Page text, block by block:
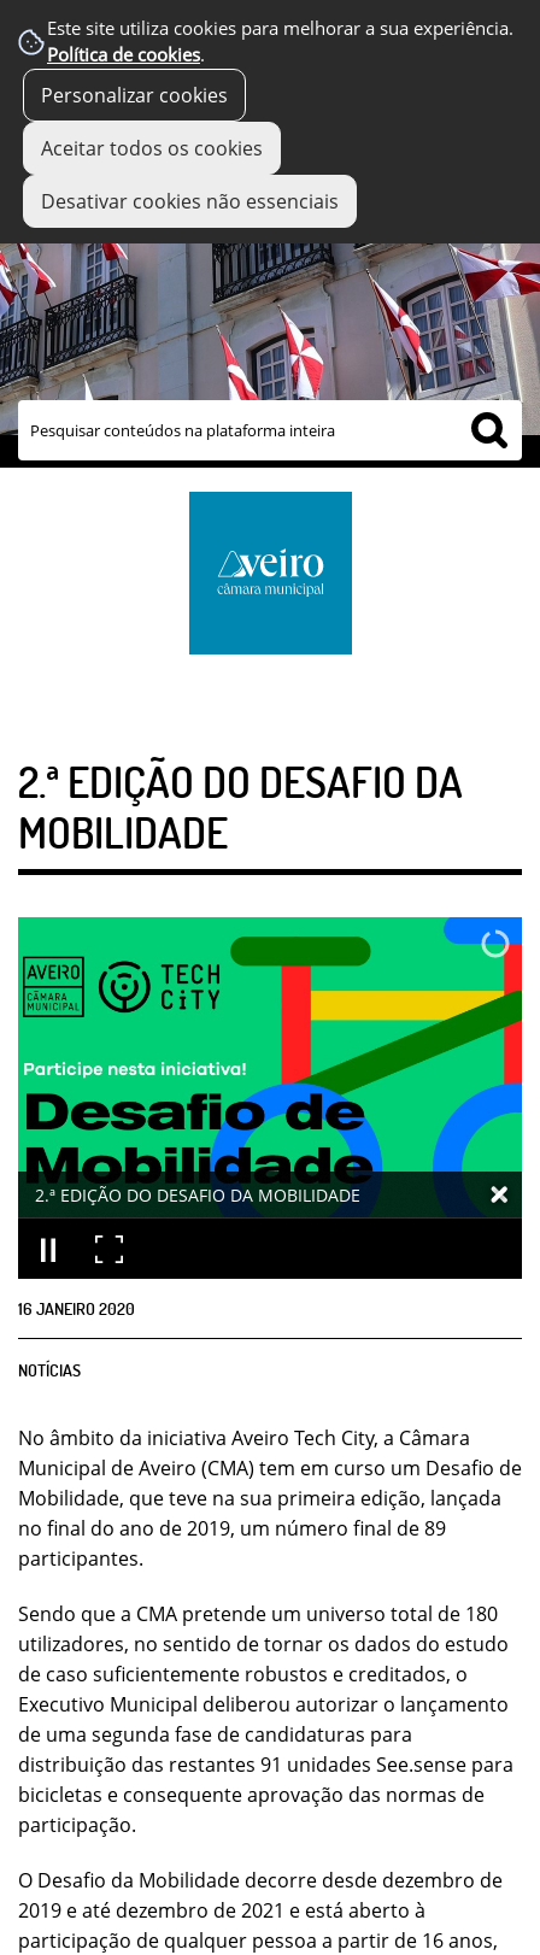
Este site utiliza cookies para melhorar a sua experiência.
Política de cookies.
Personalizar cookies
Aceitar todos os cookies
Desativar cookies não essenciais
links úteis
2.ª EDIÇÃO DO DESAFIO DA
MOBILIDADE
2.ª EDIÇÃO DO DESAFIO DA MOBILIDADE
16 JANEIRO2020
NOTÍCIAS
No âmbito da iniciativa Aveiro Tech City, a Câmara
Municipal de Aveiro (CMA) tem em curso um Desafio de
Mobilidade, que teve na sua primeira edição, lançada
no final do ano de 2019, um número final de 89
participantes.
Sendo que a CMA pretende um universo total de 180
utilizadores, no sentido de tornar os dados do estudo
de caso suficientemente robustos e creditados, o
Executivo Municipal deliberou autorizar o lançamento
de uma segunda fase de candidaturas para
distribuição das restantes 91 unidades See.sense para
bicicletas e consequente aprovação das normas de
participação.
O Desafio da Mobilidade decorre desde dezembro de
2019 e até dezembro de 2021 e está aberto à
participação de qualquer pessoa a partir de 16 anos,